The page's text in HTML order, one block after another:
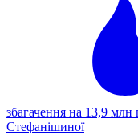
збагачення на 13,9
Стефанішиної